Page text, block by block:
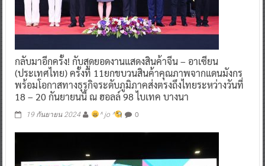
กลับมาอีกครั้ง! กับสุดยอดงานแสดงสินค้าจีน – อาเซียน
(ประเทศไทย) ครั้งที่ 11ยกขบวนสินค้าคุณภาพจากแดนมังกร
พร้อมโอกาสทางธุรกิจระดับภูมิภาคส่งตรงถึงไทยระหว่างวันที่
18 – 20 กันยายนนี้ ณ ฮอลล์ 98 ไบเทค บางนา
19 กันยายน 2024 ^ jo ^ 0